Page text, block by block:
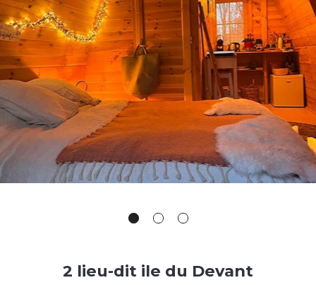
2 lieu-dit ile du Devant